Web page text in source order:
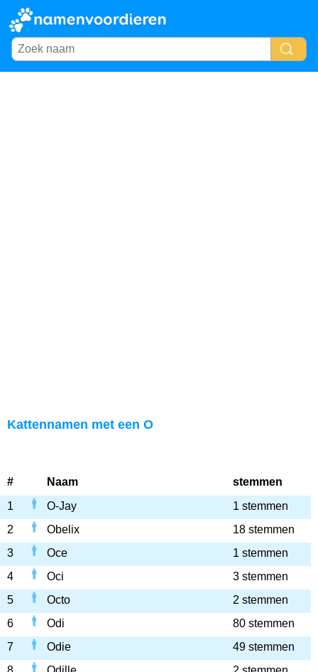
Kattennamen met een O
# Naam
stemmen
1
O-Jay
1 stemmen
2
Obelix
18 stemmen
3
Oce
1 stemmen
4
Oci
3 stemmen
5
Octo
2 stemmen
6
Odi
80 stemmen
7
Odie
49 stemmen